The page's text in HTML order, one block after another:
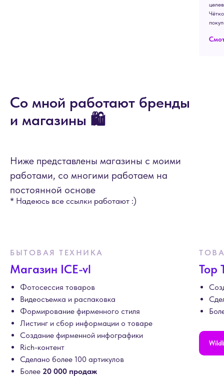
Со мной работают бренды
и магазины 🛍️
Ниже представлены магазины с моими
работами, со многими работаем на
постоянной основе
* Надеюсь все ссылки работают :)
БЫТОВАЯ ТЕХНИКА
Магазин ICE-vl
Фотосессия товаров
Видеосъемка и распаковка
Формирование фирменного стиля
Листинг и сбор информации о товаре
Создание фирменной инфографики
Rich-контент
Сделано более 100 артикулов
Более 20 000 продаж
Top